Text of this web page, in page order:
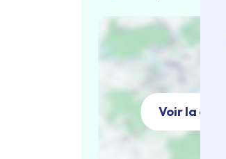
Voir la carte